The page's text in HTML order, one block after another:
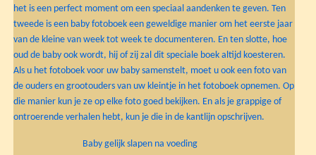
het is een perfect moment om een speciaal aandenken te geven. Ten
tweede is een baby fotoboek een geweldige manier om het eerste jaar
van de kleine van week tot week te documenteren. En ten slotte, hoe
oud de baby ook wordt, hij of zij zal dit speciale boek altijd koesteren.
Als u het fotoboek voor uw baby samenstelt, moet u ook een foto van
de ouders en grootouders van uw kleintje in het fotoboek opnemen. Op
die manier kun je ze op elke foto goed bekijken. En als je grappige of
ontroerende verhalen hebt, kun je die in de kantlijn opschrijven.
Baby gelijk slapen na voeding